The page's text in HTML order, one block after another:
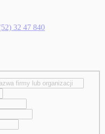
32 47 840